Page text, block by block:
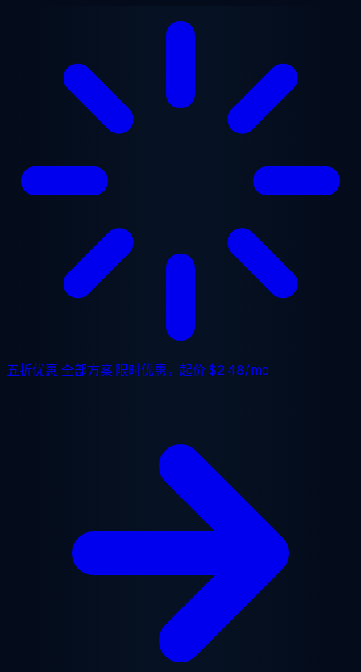
五折优惠 全部方案,限时优惠。起价$2.48/mo